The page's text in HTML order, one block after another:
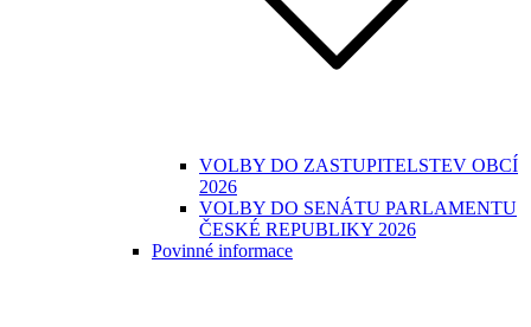
VOLBY DO ZASTUPITELSTEV OBCÍ
2026
VOLBY DO SENÁTU PARLAMENTU
ČESKÉ REPUBLIKY 2026
Povinné informace